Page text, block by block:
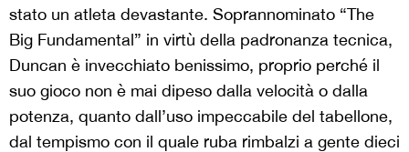
stato un atleta devastante. Soprannominato “The
Big Fundamental” in virtù della padronanza tecnica,
Duncan è invecchiato benissimo, proprio perché il
suo gioco non è mai dipeso dalla velocità o dalla
potenza, quanto dall’uso impeccabile del tabellone,
dal tempismo con il quale ruba rimbalzi a gente dieci